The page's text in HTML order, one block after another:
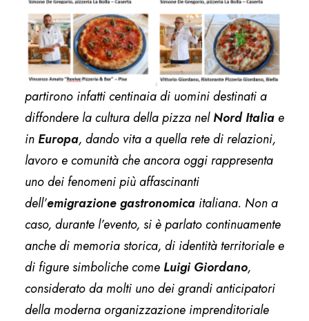
partirono infatti centinaia di uomini destinati a
diffondere la cultura della pizza nelNord Italiae
in Europa, dando vita a quella rete di relazioni,
lavoro e comunità che ancora oggi rappresenta
uno dei fenomeni più affascinanti
dell’emigrazione gastronomica italiana. Non a
caso, durante l’evento, si è parlato continuamente
anche di memoria storica, di identità territoriale e
di figure simboliche comeLuigi Giordano,
considerato da molti uno dei grandi anticipatori
della moderna organizzazione imprenditoriale